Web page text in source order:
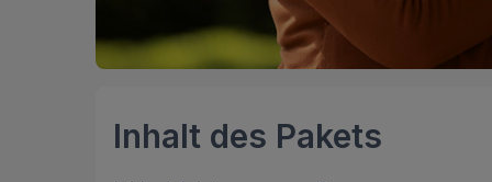
Inhalt des Pakets